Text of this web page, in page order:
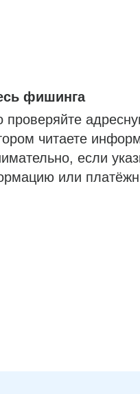
фишинга
проверяйте
читаете
если
или